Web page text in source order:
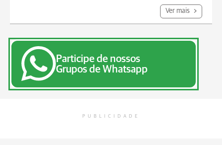
Ver mais
Participe de nossos
Grupos de Whatsapp
PUBLICIDADE